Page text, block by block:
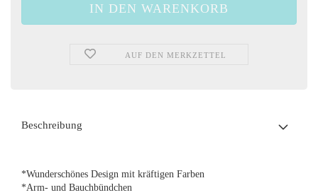
AUF DEN MERKZETTEL
Beschreibung
*Wunderschönes Design mit kräftigen Farben
*Arm- und Bauchbündchen